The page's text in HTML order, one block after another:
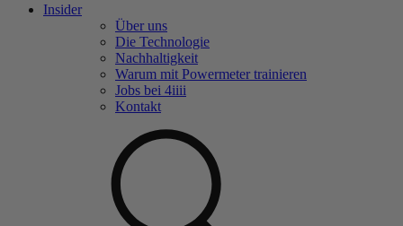
Insider
Über uns
Die Technologie
Nachhaltigkeit
Warum mit Powermeter trainieren
Jobs bei 4iiii
Kontakt